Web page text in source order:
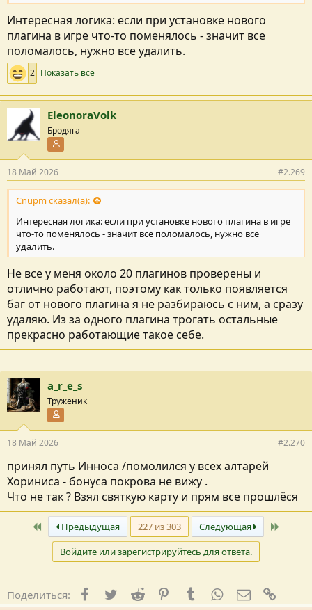
Интересная логика: если при установке нового
плагина в игре что-то поменялось - значит все
поломалось, нужно все удалить.
2 Показать все
EleonoraVolk
Бродяга
18 Май 2026 #2.269
Cnupm сказал(а):
Интересная логика: если при установке нового плагина в игре
что-то поменялось - значит все поломалось, нужно все
удалить.
Не все у меня около 20 плагинов проверены и
отлично работают, поэтому как только появляется
баг от нового плагина я не разбираюсь с ним, а сразу
удаляю. Из за одного плагина трогать остальные
прекрасно работающие такое себе.
a_r_e_s
Труженик
18 Май 2026 #2.270
принял путь Инноса /помолился у всех алтарей
Хориниса - бонуса покрова не вижу .
Что не так ? Взял святкую карту и прям все прошлёся
ПервыйПредыдущая 227 из 303 Следующая
Войдите или зарегистрируйтесь для ответа.
Поделиться: Facebook
TwitterReddit PinterestTumblrWhatsApp
E-mail